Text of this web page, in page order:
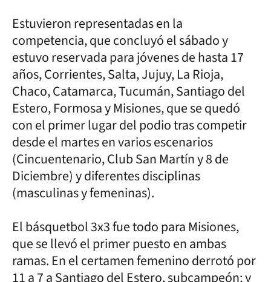
Estuvieron representadas en la
competencia, que concluyó el sábado y
estuvo reservada para jóvenes de hasta 17
años, Corrientes, Salta, Jujuy, La Rioja,
Chaco, Catamarca, Tucumán, Santiago del
Estero, Formosa y Misiones, que se quedó
con el primer lugar del podio tras competir
desde el martes en varios escenarios
(Cincuentenario, Club San Martín y 8 de
Diciembre) y diferentes disciplinas
(masculinas y femeninas).
El básquetbol 3x3 fue todo para Misiones,
que se llevó el primer puesto en ambas
ramas. En el certamen femenino derrotó por
11 a 7 a Santiago del Estero, subcampeón; y